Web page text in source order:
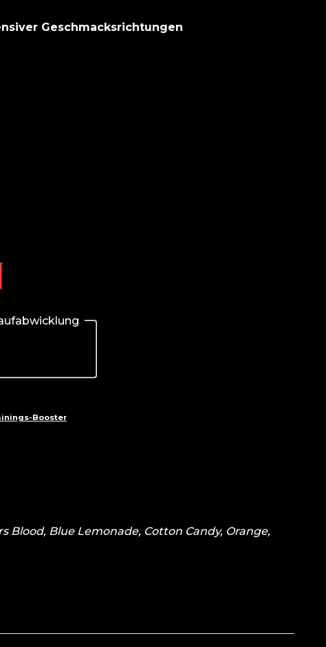
Geschmacksrichtungen
Booster
Blood, Blue Lemonade, Cotton Candy, Orange,